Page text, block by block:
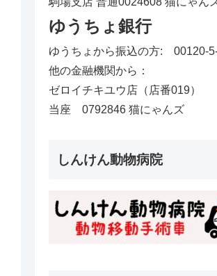
ゆうちょ銀行
ゆうちょから振込の方: 00120-
他の金融機関から：
ゼロイチキユウ店（店番019）
当座 0792846 猫にゃんズ
しんけん動物病院